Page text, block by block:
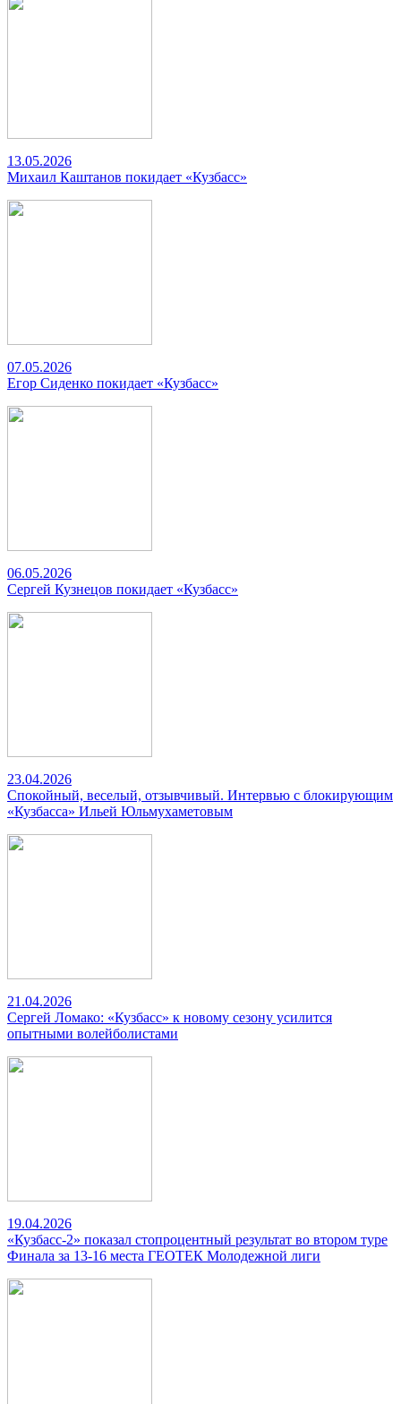
13.05.2026
Михаил Каштанов покидает «Кузбасс»
07.05.2026
Егор Сиденко покидает «Кузбасс»
06.05.2026
Сергей Кузнецов покидает «Кузбасс»
23.04.2026
Спокойный, веселый, отзывчивый. Интервью с блокирующим
«Кузбасса» Ильей Юльмухаметовым
21.04.2026
Сергей Ломако: «Кузбасс» к новому сезону усилится
опытными волейболистами
19.04.2026
«Кузбасс-2» показал стопроцентный результат во втором туре
Финала за 13-16 места ГЕОТЕК Молодежной лиги